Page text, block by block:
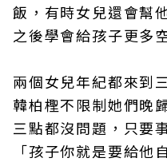
飯，有時女兒還會幫
之後學會給孩子更多
兩個女兒年紀都來到
韓柏檉不限制她們晚
三點都沒問題，只要
「孩子你就是要給他